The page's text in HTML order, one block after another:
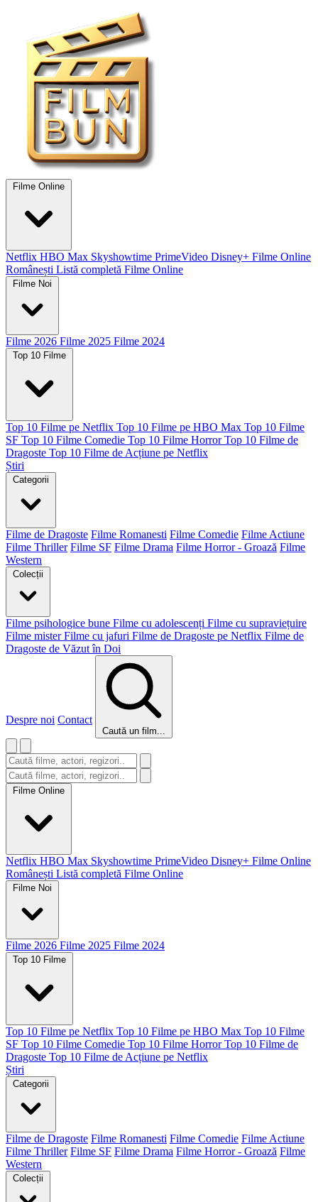
Filme Online
Netflix HBO Max Skyshowtime PrimeVideo Disney+ Filme Online
Românești Listă completă Filme Online
Filme Noi
Filme 2026 Filme 2025 Filme 2024
Top 10 Filme
Top 10 Filme pe Netflix Top 10 Filme pe HBO Max Top 10 Filme
SF Top 10 Filme Comedie Top 10 Filme Horror Top 10 Filme de
Dragoste Top 10 Filme de Acțiune pe Netflix
Știri
Categorii
Filme de Dragoste Filme Romanesti Filme Comedie Filme Actiune
Filme Thriller Filme SF Filme Drama Filme Horror - Groază Filme
Western
Colecții
Filme psihologice bune Filme cu adolescenți Filme cu supraviețuire
Filme mister Filme cu jafuri Filme de Dragoste pe Netflix Filme de
Dragoste de Văzut în Doi
Despre noi Contact
Caută un film...
Filme Online
Netflix HBO Max Skyshowtime PrimeVideo Disney+ Filme Online
Românești Listă completă Filme Online
Filme Noi
Filme 2026 Filme 2025 Filme 2024
Top 10 Filme
Top 10 Filme pe Netflix Top 10 Filme pe HBO Max Top 10 Filme
SF Top 10 Filme Comedie Top 10 Filme Horror Top 10 Filme de
Dragoste Top 10 Filme de Acțiune pe Netflix
Știri
Categorii
Filme de Dragoste Filme Romanesti Filme Comedie Filme Actiune
Filme Thriller Filme SF Filme Drama Filme Horror - Groază Filme
Western
Colecții